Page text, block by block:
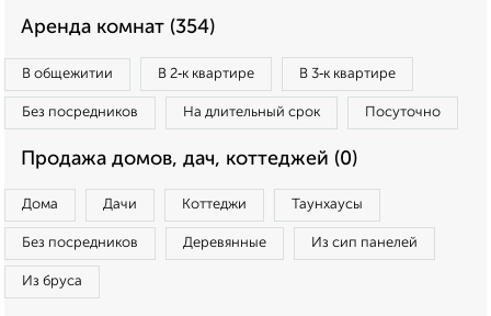
Аренда комнат (354)
В общежитии В 2‑к квартире В 3‑к квартире
Без посредников На длительный срок Посуточно
Продажа домов, дач, коттеджей (0)
Дома Дачи Коттеджи Таунхаусы
Без посредников Деревянные Из сип панелей
Из бруса